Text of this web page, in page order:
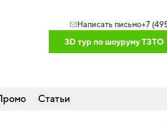
3D тур по шоуруму ТЗТО
Написать письмо+7
Статьи